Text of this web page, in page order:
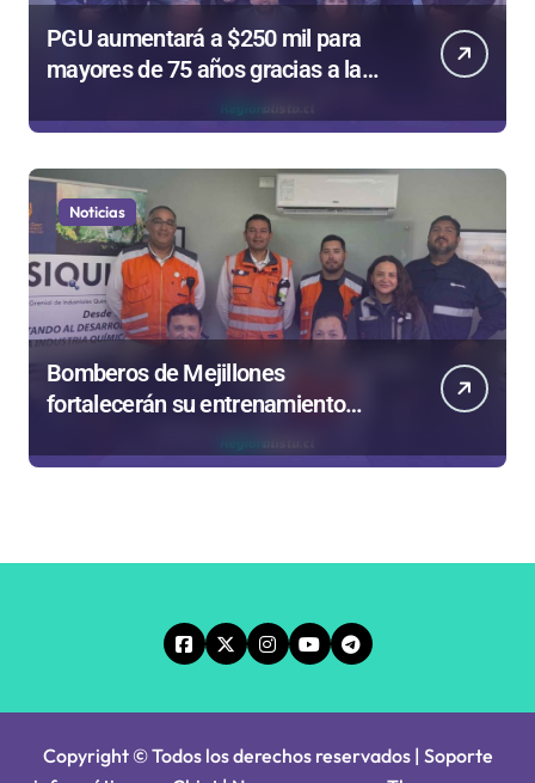
PGU aumentará a $250 mil para
mayores de 75 años gracias a la
reforma aprobada el 2025
Noticias
Bomberos de Mejillones
fortalecerán su entrenamiento
para enfrentar emergencias
complejas
Copyright © Todos los derechos reservados | Soporte